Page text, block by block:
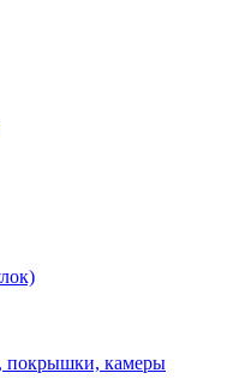
покрышки, камеры